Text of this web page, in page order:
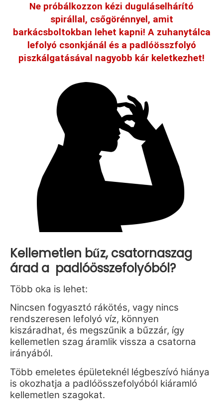
Ne próbálkozzon kézi duguláselhárító
spirállal, csőgörénnyel, amit
barkácsboltokban lehet kapni! A zuhanytálca
lefolyó csonkjánál és a padlóösszfolyó
piszkálgatásával nagyobb kár keletkezhet!
Kellemetlen bűz, csatornaszag
árad a padlóösszefolyóból?
Több oka is lehet:
Nincsen fogyasztó rákötés, vagy nincs
rendszeresen lefolyó víz, könnyen
kiszáradhat, és megszűnik a bűzzár, így
kellemetlen szag áramlik vissza a csatorna
irányából.
Több emeletes épületeknél légbeszívó hiánya
is okozhatja a padlóösszefolyóból kiáramló
kellemetlen szagokat.